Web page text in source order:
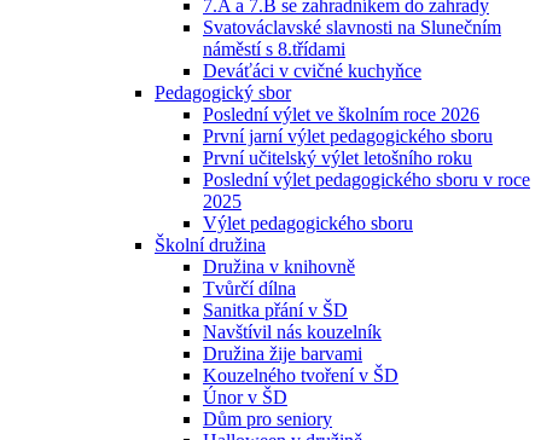
7.A a 7.B se zahradníkem do zahrady
Svatováclavské slavnosti na Slunečním
náměstí s 8.třídami
Deváťáci v cvičné kuchyňce
Pedagogický sbor
Poslední výlet ve školním roce 2026
První jarní výlet pedagogického sboru
První učitelský výlet letošního roku
Poslední výlet pedagogického sboru v roce
2025
Výlet pedagogického sboru
Školní družina
Družina v knihovně
Tvůrčí dílna
Sanitka přání v ŠD
Navštívil nás kouzelník
Družina žije barvami
Kouzelného tvoření v ŠD
Únor v ŠD
Dům pro seniory